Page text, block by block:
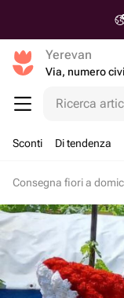
Yerevan
Via, numero
Ricerca
Sconti Di tendenza
Consegna fiori a